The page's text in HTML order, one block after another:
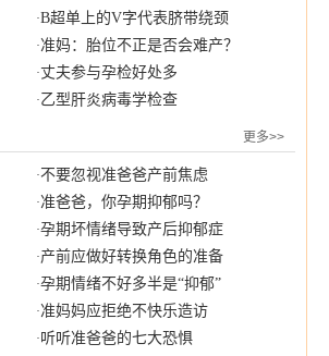
·B超单上的V字代表脐带绕颈
·准妈：胎位不正是否会难产？
·丈夫参与孕检好处多
·乙型肝炎病毒学检查
更多>>
·不要忽视准爸爸产前焦虑
·准爸爸，你孕期抑郁吗？
·孕期坏情绪导致产后抑郁症
·产前应做好转换角色的准备
·孕期情绪不好多半是“抑郁”
·准妈妈应拒绝不快乐造访
·听听准爸爸的七大恐惧